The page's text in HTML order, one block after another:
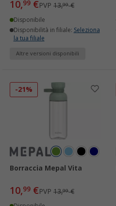
10,99 €PVP 13,99€
Disponibile
Disponibilità in filiale: Seleziona
la tua filiale
Altre versioni disponibili
-21%
Borraccia Mepal Vita
10,99 €PVP 13,99€